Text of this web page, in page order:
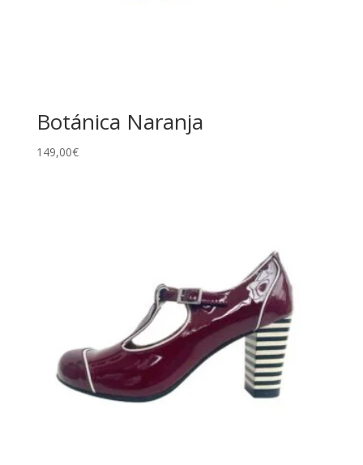
Botánica Naranja
149,00€